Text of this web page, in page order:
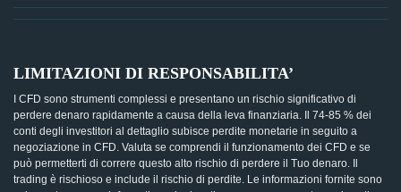
LIMITAZIONI DI RESPONSABILITA’
I CFD sono strumenti complessi e presentano un rischio significativo di
perdere denaro rapidamente a causa della leva finanziaria. Il 74-85 % dei
conti degli investitori al dettaglio subisce perdite monetarie in seguito a
negoziazione in CFD. Valuta se comprendi il funzionamento dei CFD e se
può permetterti di correre questo alto rischio di perdere il Tuo denaro. Il
trading è rischioso e include il rischio di perdite. Le informazioni fornite sono